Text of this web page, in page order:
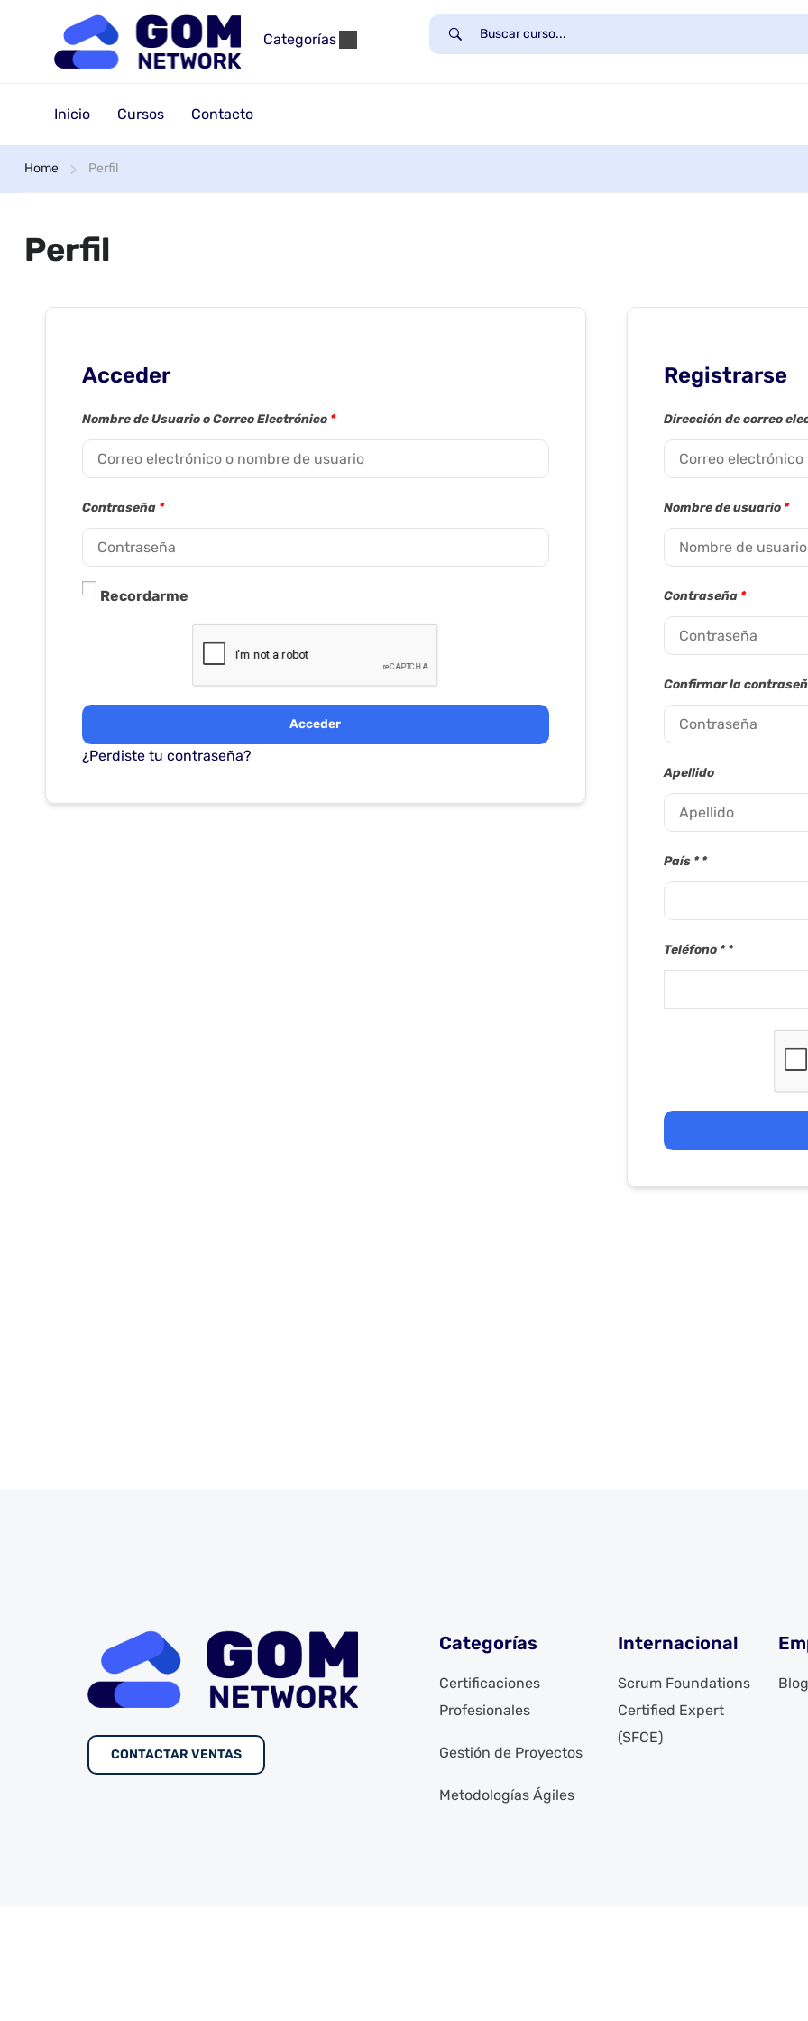
Categorías
Inicio Cursos Contacto
Home Perfil
Perfil
Acceder
Nombre de Usuario o Correo Electrónico *
Contraseña *
Recordarme
Acceder
¿Perdiste tu contraseña?
Registrarse
Dirección de correo
Nombre de usuario *
Contraseña *
Confirmar la
Apellido
País *
Teléfono *
CONTACTAR VENTAS
Categorías
Certificaciones
Profesionales
Gestión de Proyectos
Metodologías Ágiles
Internacional
Scrum Foundations
Certified Expert
(SFCE)
Blog